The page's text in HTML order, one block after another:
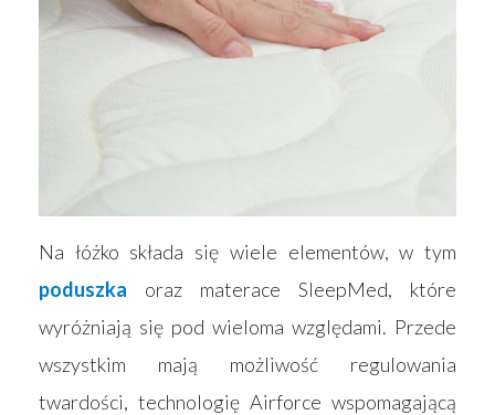
Na łóżko składa się wiele elementów, w tym
poduszka oraz materace SleepMed, które
wyróżniają się pod wieloma względami. Przede
wszystkim mają możliwość regulowania
twardości, technologię Airforce wspomagającą